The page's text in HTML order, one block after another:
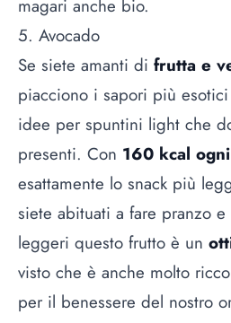
magari anche bio.
5. Avocado
Se siete amanti di frutta e
piacciono i sapori più esotici
idee per spuntini light che
presenti. Con 160 kcal
esattamente lo snack più
siete abituati a fare pranzo
leggeri questo frutto è un
visto che è anche molto
per il benessere del nostro